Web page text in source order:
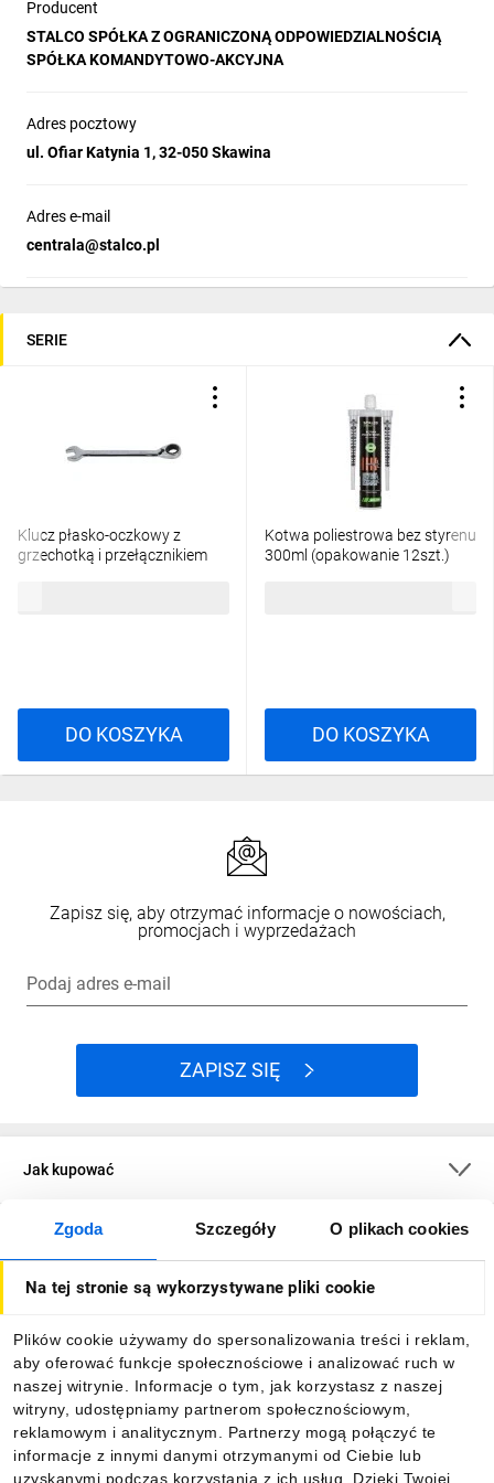
Zgoda Szczegóły O plikach cookies
Na tej stronie są wykorzystywane pliki cookie
Plików cookie używamy do spersonalizowania treści i reklam,
aby oferować funkcje społecznościowe i analizować ruch w
naszej witrynie. Informacje o tym, jak korzystasz z naszej
witryny, udostępniamy partnerom społecznościowym,
reklamowym i analitycznym. Partnerzy mogą połączyć te
informacje z innymi danymi otrzymanymi od Ciebie lub
uzyskanymi podczas korzystania z ich usług. Dzięki Twojej
Bosch
Producent
STALCO SPÓŁKA Z OGRANICZONĄ ODPOWIEDZIALNOŚCIĄ
SPÓŁKA KOMANDYTOWO-AKCYJNA
Adres pocztowy
ul. Ofiar Katynia 1, 32-050 Skawina
Adres e-mail
centrala@stalco.pl
SERIE
Klucz płasko-oczkowy z
grzechotką i przełącznikiem
DO KOSZYKA
Kotwa poliestrowa bez styrenu
300ml (opakowanie 12szt.)
DO KOSZYKA
Zapisz się, aby otrzymać informacje o nowościach,
promocjach i wyprzedażach
Podaj adres e-mail
ZAPISZ SIĘ
Jak kupować
O firmie
Informacje
Pobierz naszą aplikację mobilną: